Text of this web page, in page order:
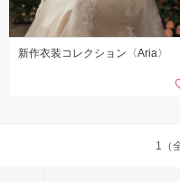
新作衣装コレクション〈Aria〉
1（